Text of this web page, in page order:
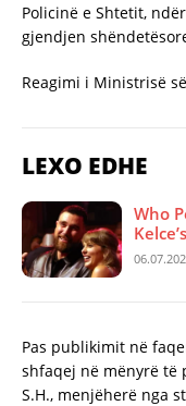
Policinë e Shtetit,
gjendjen
Reagimi i Ministrisë
LEXO EDHE
Who
Pas publikimit në
shfaqej në mënyrë të
S.H., menjëherë nga